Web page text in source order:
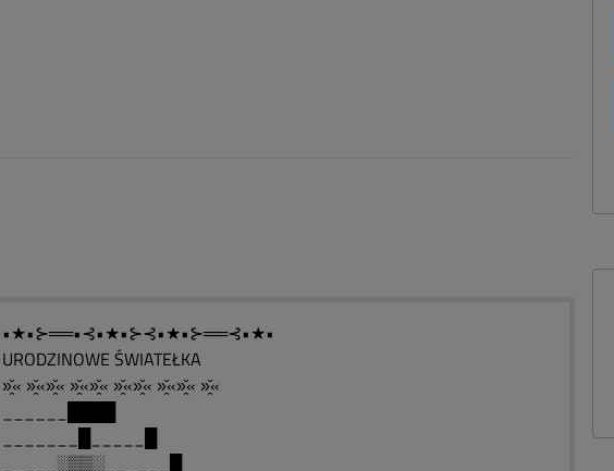
•★•⊱══•⊰•★•⊱⊰•★•⊱══⊰•★•
URODZINOWE ŚWIATEŁKA
»̯̆« »̯̆«»̯̆« »̯̆«»̯̆« »̯̆«»̯̆« »̯̆«»̯̆« »̯̆«
_____░▒▒░______█